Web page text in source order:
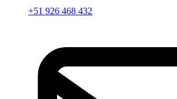
+51 926 468 432